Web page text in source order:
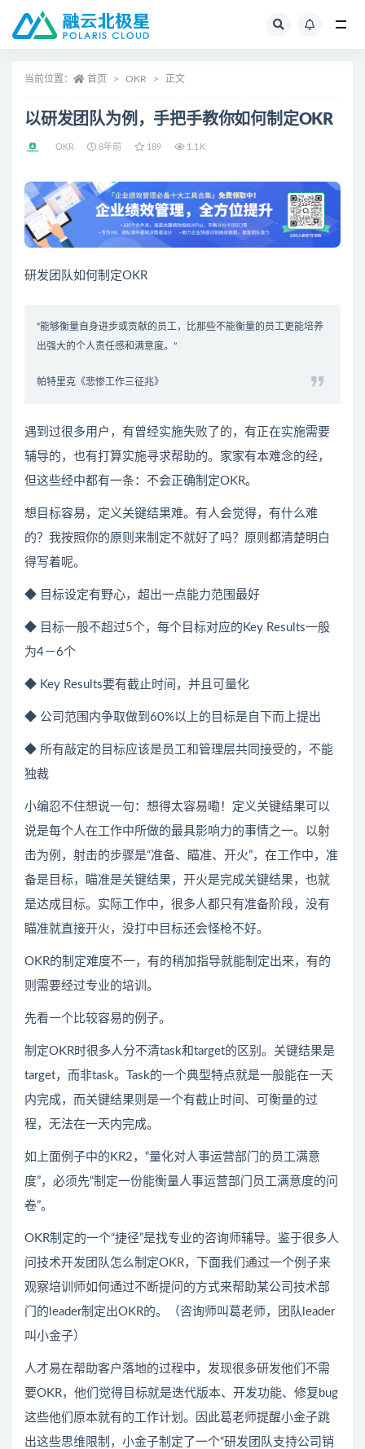
当前位置： 首页 OKR 正文
以研发团队为例，手把手教你如何制定OKR
OKR 8年前 189 1.1K
研发团队如何制定OKR
“能够衡量自身进步或贡献的员工，比那些不能衡量的员工更能培养
出强大的个人责任感和满意度。”
帕特里克《悲惨工作三征兆》
遇到过很多用户，有曾经实施失败了的，有正在实施需要
辅导的，也有打算实施寻求帮助的。家家有本难念的经，
但这些经中都有一条：不会正确制定OKR。
想目标容易，定义关键结果难。有人会觉得，有什么难
的？我按照你的原则来制定不就好了吗？原则都清楚明白
得写着呢。
◆ 目标设定有野心，超出一点能力范围最好
◆ 目标一般不超过5个，每个目标对应的Key Results一般
为4－6个
◆ Key Results要有截止时间，并且可量化
◆ 公司范围内争取做到60%以上的目标是自下而上提出
◆ 所有敲定的目标应该是员工和管理层共同接受的，不能
独裁
小编忍不住想说一句：想得太容易嘞！定义关键结果可以
说是每个人在工作中所做的最具影响力的事情之一。以射
击为例，射击的步骤是“准备、瞄准、开火”，在工作中，准
备是目标，瞄准是关键结果，开火是完成关键结果，也就
是达成目标。实际工作中，很多人都只有准备阶段，没有
瞄准就直接开火，没打中目标还会怪枪不好。
OKR的制定难度不一，有的稍加指导就能制定出来，有的
则需要经过专业的培训。
先看一个比较容易的例子。
制定OKR时很多人分不清task和target的区别。关键结果是
target，而非task。Task的一个典型特点就是一般能在一天
内完成，而关键结果则是一个有截止时间、可衡量的过
程，无法在一天内完成。
如上面例子中的KR2，“量化对人事运营部门的员工满意
度”，必须先“制定一份能衡量人事运营部门员工满意度的问
卷”。
OKR制定的一个“捷径”是找专业的咨询师辅导。鉴于很多人
问技术开发团队怎么制定OKR，下面我们通过一个例子来
观察培训师如何通过不断提问的方式来帮助某公司技术部
门的leader制定出OKR的。（咨询师叫葛老师，团队leader
叫小金子）
人才易在帮助客户落地的过程中，发现很多研发他们不需
要OKR，他们觉得目标就是迭代版本、开发功能、修复bug
这些他们原本就有的工作计划。因此葛老师提醒小金子跳
出这些思维限制，小金子制定了一个“研发团队支持公司销